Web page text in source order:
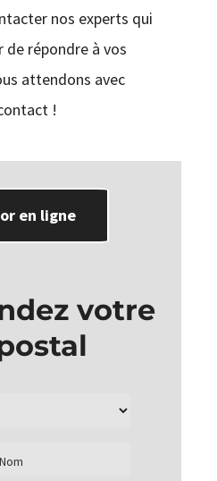
nos experts qui
répondre à vos
attendons avec
!
en ligne
votre